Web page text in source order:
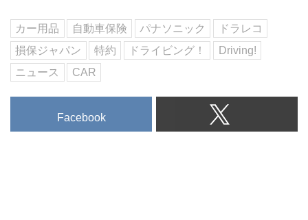
とも少なくありません。
クルマの一括査定におけるトラブ
ルを未然に防ぐには、あらかじめ
この記事では、クルマ一括査定を
利用する際の注意点やトラブルを
カー用品 自動車保険 パナソニック
ドラレコ
損保ジャパン
特約 ドライビング！
Driving!
ニュース
CAR
Facebook